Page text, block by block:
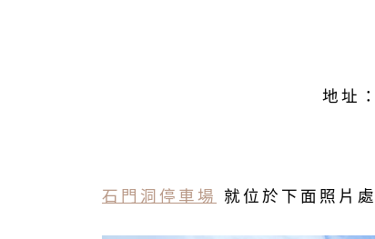
地址：
石門洞停車場 就位於下面照片